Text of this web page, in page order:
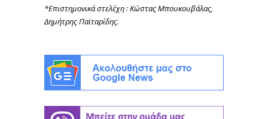
*Επιστημονικά στελέχη : Κώστας Μπουκουβάλας,
Δημήτρης Παϊταρίδης.